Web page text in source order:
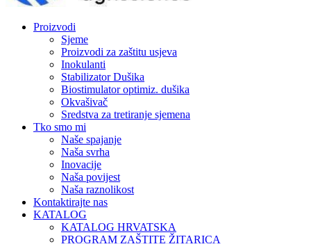
Proizvodi
Sjeme
Proizvodi za zaštitu usjeva
Inokulanti
Stabilizator Dušika
Biostimulator optimiz. dušika
Okvašivač
Sredstva za tretiranje sjemena
Tko smo mi
Naše spajanje
Naša svrha
Inovacije
Naša povijest
Naša raznolikost
Kontaktirajte nas
KATALOG
KATALOG HRVATSKA
PROGRAM ZAŠTITE ŽITARICA